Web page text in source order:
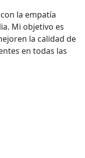
la empatía
Mi objetivo es
la calidad de
en todas las